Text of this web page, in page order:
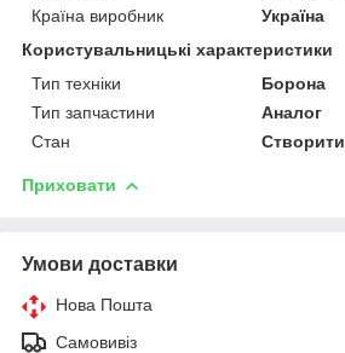
Країна виробник
Україна
Користувальницькі характеристики
Тип техніки
Борона
Тип запчастини
Аналог
Стан
Створити
Приховати
Умови доставки
Нова Пошта
Самовивіз